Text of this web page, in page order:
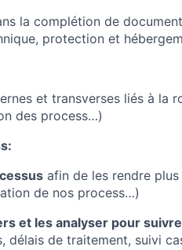
la complétion de
protection et
et transverses liés à la
des process…)
afin de les rendre
de nos process…)
et les analyser pour suivre
délais de traitement, suivi